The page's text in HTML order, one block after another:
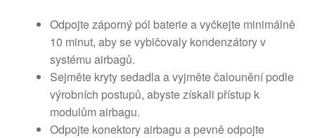
Odpojte záporný pól baterie a vyčkejte minimálně
10 minut, aby se vybičovaly kondenzátory v
systému airbagů.
Sejměte kryty sedadla a vyjměte čalounění podle
výrobních postupů, abyste získali přístup k
modulům airbagu.
Odpojte konektory airbagu a pevně odpojte